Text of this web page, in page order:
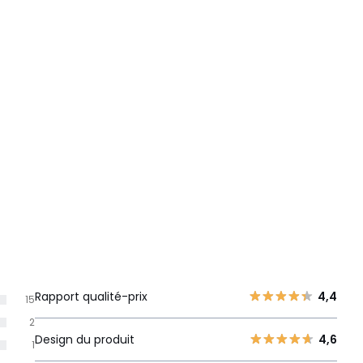
1
2
15Rapport qualité-prix 4,4
Design du produit 4,6